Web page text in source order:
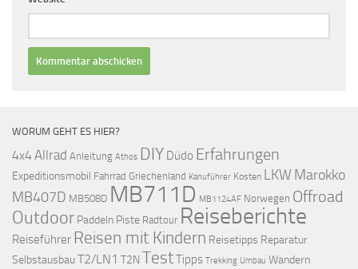
WORUM GEHT ES HIER?
4x4Allrad Anleitung Athos DIY Düdo Erfahrungen
Expeditionsmobil Fahrrad Griechenland Kanuführer Kosten LKW Marokko
MB407D MB508D MB711D MB1124AF Norwegen Offroad
Outdoor Paddeln Piste Radtour Reiseberichte
Reiseführer Reisen mit Kindern Reisetipps Reparatur
SelbstausbauT2/LN1 T2N TestTipps Trekking Umbau Wandern